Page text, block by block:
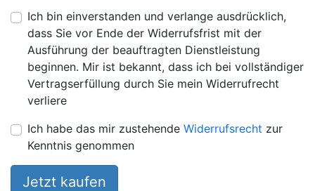
Ich bin einverstanden und verlange ausdrücklich,
dass Sie vor Ende der Widerrufsfrist mit der
Ausführung der beauftragten Dienstleistung
beginnen. Mir ist bekannt, dass ich bei vollständiger
Vertragserfüllung durch Sie mein Widerrufrecht
verliere
Ich habe das mir zustehende Widerrufsrecht zur
Kenntnis genommen
Jetzt kaufen